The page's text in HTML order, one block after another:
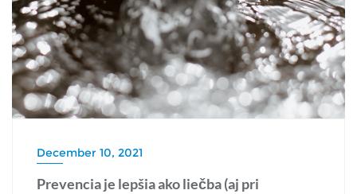
December 10, 2021
Prevencia je lepšia ako liečba (aj pri